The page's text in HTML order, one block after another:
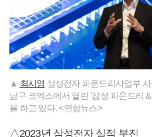
▲ 최시영 삼성전자 파운드리사업부
남구 코엑스에서 열린 '삼성 파운드리
을 하고 있다. <연합뉴스>
△2023년 삼성전자 실적 부진